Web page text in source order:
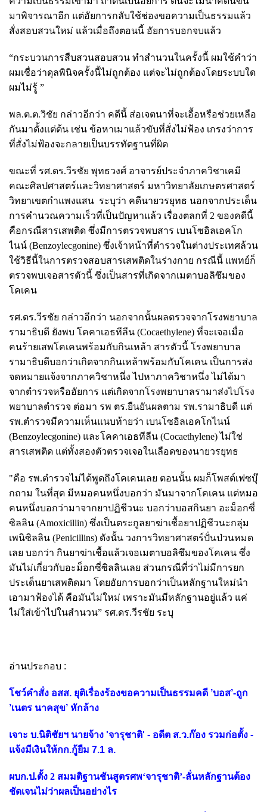
มาพิจารณาอีก แต่อัยการกลับใช้ช่องขอความเป็นธรรมแล้ว
สั่งสอบสวนใหม่ แล้วเมื่อถึงตอนนี้ อัยการบอกจบแล้ว
“กระบวนการสืบสวนสอบสวน ทำสำนวนในครั้งนี้ ผมใช้คำว่า
ผมเชื่อว่าดุลพินิจครั้งนี้ไม่ถูกต้อง แต่จะไม่ถูกต้องโดยระบบใด
ผมไม่รู้ ”
พล.ต.ต.วิชัย กล่าวอีกว่า คดีนี้ ส่อเจตนาที่จะเอื้อหรือช่วยเหลือ
กันมาตั้งแต่ต้น เช่น ข้อหาเมาแล้วขับที่สั่งไม่ฟ้อง เกรงว่าการ
ที่สั่งไม่ฟ้องจะกลายเป็นบรรทัดฐานที่ผิด
ขณะที่ รศ.ดร.วีรชัย พุทธวงศ์ อาจารย์ประจำภาควิชาเคมี
คณะศิลปศาสตร์และวิทยาศาสตร์ มหาวิทยาลัยเกษตรศาสตร์
วิทยาเขตกำแพงแสน ระบุว่า คดีนายวรยุทธ นอกจากประเด็น
การคำนวณความเร็วที่เป็นปัญหาแล้ว เรื่องตลกที่ 2 ของคดีนี้
คือกรณีสารเสพติด ซึ่งมีการตรวจพบสาร เบนโซอิลเอคโก
ไนน์ (Benzoylecgonine) ซึ่งเจ้าหน้าที่ตำรวจในต่างประเทศล้วน
ใช้วิธีนี้ในการตรวจสอบสารเสพติดในร่างกาย กรณีนี้ แพทย์ก็
ตรวจพบเจอสารตัวนี้ ซึ่งเป็นสารที่เกิดจากเมตาบอลิซึมของ
โคเคน
รศ.ดร.วีรชัย กล่าวอีกว่า นอกจากนั้นผลตรวจจากโรงพยาบาล
รามาธิบดี ยังพบ โคคาเอธทีลีน (Cocaethylene) ที่จะเจอเมื่อ
คนร้ายเสพโคเคนพร้อมกับกินเหล้า สารตัวนี้ โรงพยาบาล
รามาธิบดีบอกว่าเกิดจากกินเหล้าพร้อมกับโคเคน เป็นการส่ง
จดหมายแจ้งจากภาควิชาหนึ่ง ไปหาภาควิชาหนึ่ง ไม่ได้มา
จากตำรวจหรืออัยการ แต่เกิดจากโรงพยาบาลรามาส่งไปโรง
พยาบาลตำรวจ ต่อมา รพ ตร.ยืนยันผลตาม รพ.รามาธิบดี แต่
รพ.ตำรวจมีความเห็นแนบท้ายว่า เบนโซอิลเอคโกไนน์
(Benzoylecgonine) และโคคาเอธทีลีน (Cocaethylene) ไม่ใช่
สารเสพติด แต่ทั้งสองตัวตรวจเจอในเลือดของนายวรยุทธ
"คือ รพ.ตำรวจไม่ได้พูดถึงโคเคนเลย ตอนนั้น ผมก็โพสต์เฟซบุ๊
กถาม ในที่สุด มีหมอคนหนึ่งบอกว่า มันมาจากโคเคน แต่หมอ
คนหนึ่งบอกว่ามาจากยาปฏิชีวนะ บอกว่าบอสกินยา อะม็อกซี่
ซิลลิน (Amoxicillin) ซึ่งเป็นตระกูลยาฆ่าเชื้อยาปฏิชีวนะกลุ่ม
เพนิซิลลิน (Penicillins) ดังนั้น วงการวิทยาศาสตร์ปั่นป่วนหมด
เลย บอกว่า กินยาฆ่าเชื้อแล้วเจอเมตาบอลิซึมของโคเคน ซึ่ง
มันไม่เกี่ยวกับอะม็อกซี่ซิลลินเลย ส่วนกรณีที่ว่าไม่มีการยก
ประเด็นยาเสพติดมา โดยอัยการบอกว่าเป็นหลักฐานใหม่นำ
เอามาฟ้องได้ คือมันไม่ใหม่ เพราะมันมีหลักฐานอยู่แล้ว แค่
ไม่ใส่เข้าไปในสำนวน” รศ.ดร.วีรชัย ระบุ
อ่านประกอบ :
โชว์คำสั่ง อสส. ยุติเรื่องร้องขอความเป็นธรรมคดี ’บอส’-ถูก
’เนตร นาคสุข’ หักล้าง
เจาะ บ.นิติชัยฯ นายจ้าง 'จารุชาติ' - อดีต ส.ว.ก๊อง รวมก่อตั้ง -
แจ้งมีเงินให้กก.กู้ยืม 7.1 ล.
ผบก.ป.ตั้ง 2 สมมติฐานชันสูตรศพ‘จารุชาติ’-ลั่นหลักฐานต้อง
ชัดเจนไม่ว่าผลเป็นอย่างไร